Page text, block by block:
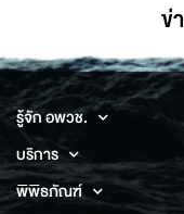
ข่
รู้จัก อพวช.
บริการ
พิพิธภัณฑ์